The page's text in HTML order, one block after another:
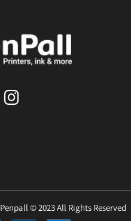
Penpall © 2023 All Rights Reserved